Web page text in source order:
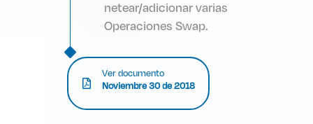
netear/adicionar varias
Operaciones Swap.
Ver documento
Noviembre 30 de 2018